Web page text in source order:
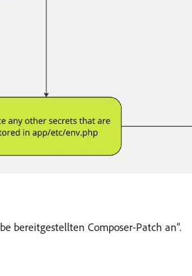
bereitgestellten Composer-Patch an“.